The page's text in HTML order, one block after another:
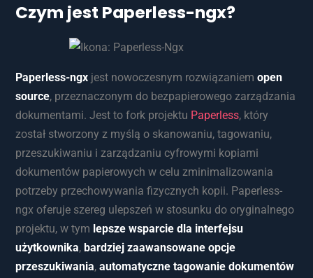
Czym jest Paperless-ngx?
Paperless-ngx jest nowoczesnym rozwiązaniem open
source, przeznaczonym do bezpapierowego zarządzania
dokumentami. Jest to fork projektu Paperless, który
został stworzony z myślą o skanowaniu, tagowaniu,
przeszukiwaniu i zarządzaniu cyfrowymi kopiami
dokumentów papierowych w celu zminimalizowania
potrzeby przechowywania fizycznych kopii. Paperless-
ngx oferuje szereg ulepszeń w stosunku do oryginalnego
projektu, w tym lepsze wsparcie dla interfejsu
użytkownika, bardziej zaawansowane opcje
przeszukiwania, automatyczne tagowanie dokumentów